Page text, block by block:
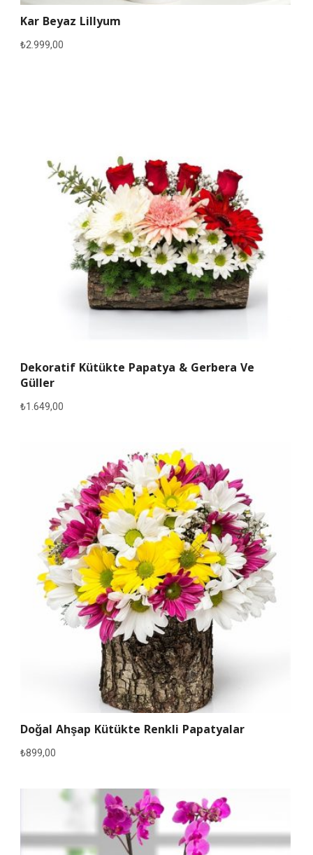
Kar Beyaz Lillyum
₺2.999,00
Dekoratif Kütükte Papatya & Gerbera Ve
Güller
₺1.649,00
Doğal Ahşap Kütükte Renkli Papatyalar
₺899,00